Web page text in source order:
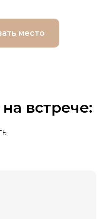
место
встрече: